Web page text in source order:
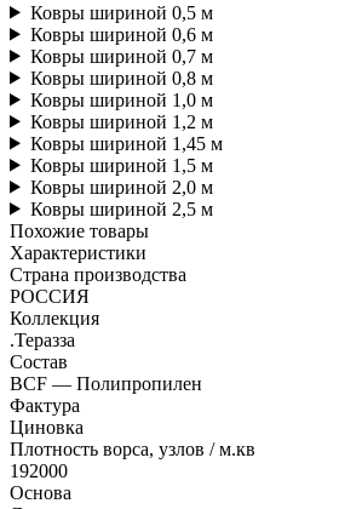
Ковры шириной 0,5 м
Ковры шириной 0,6 м
Ковры шириной 0,7 м
Ковры шириной 0,8 м
Ковры шириной 1,0 м
Ковры шириной 1,2 м
Ковры шириной 1,45 м
Ковры шириной 1,5 м
Ковры шириной 2,0 м
Ковры шириной 2,5 м
Похожие товары
Характеристики
Страна производства
РОССИЯ
Коллекция
.Теразза
Состав
BCF — Полипропилен
Фактура
Циновка
Плотность ворса, узлов / м.кв
192000
Основа